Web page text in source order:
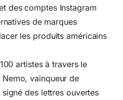
des comptes Instagram
de marques
les produits américains
artistes à travers le
vainqueur de
des lettres ouvertes